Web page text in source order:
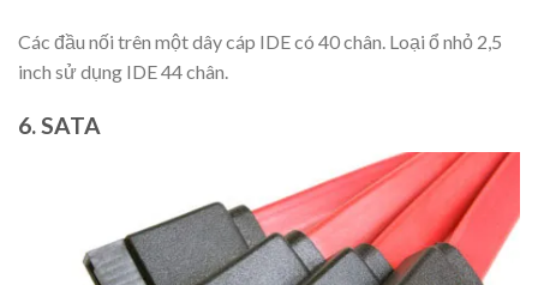
Các đầu nối trên một dây cáp IDE có 40 chân. Loại ổ nhỏ 2,5
inch sử dụng IDE 44 chân.
6. SATA